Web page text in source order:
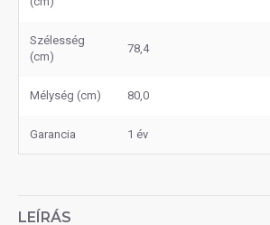
Szélesség
(cm)
78,4
Mélység (cm) 80,0
Garancia 1 év
LEÍRÁS